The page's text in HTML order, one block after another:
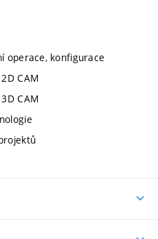
operace, konfigurace
CAM
CAM